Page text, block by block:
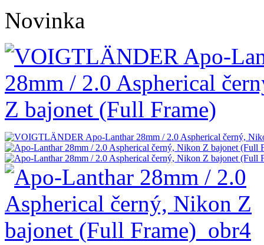
Novinka